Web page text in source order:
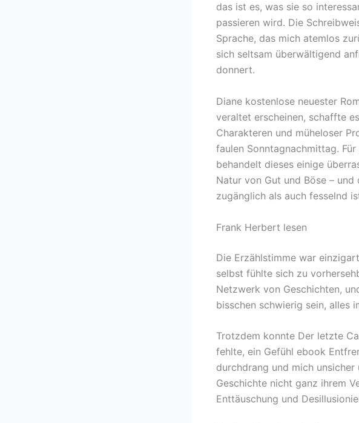
das ist es, was sie so
passieren wird. Die
Sprache, das mich atemlos
sich seltsam überwältigend
donnert.
Diane kostenlose neuester
veraltet erscheinen, schaffte
Charakteren und müheloser
faulen Sonntagnachmittag.
behandelt dieses einige
Natur von Gut und Böse –
zugänglich als auch fesselnd
Frank Herbert lesen
Die Erzählstimme war
selbst fühlte sich zu
Netzwerk von Geschichten,
bisschen schwierig sein, alles
Trotzdem konnte Der letzte
fehlte, ein Gefühl ebook
durchdrang und mich
Geschichte nicht ganz ihrem
Enttäuschung und